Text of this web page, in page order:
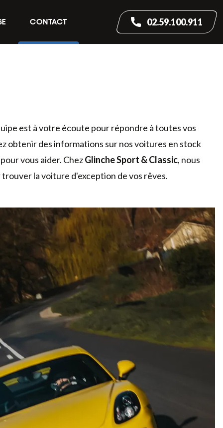
02.59.100.911
CONTACT
est à votre écoute pour répondre à toutes vos
obtenir des informations sur nos voitures en stock
vous aider. ChezGlinche Sport & Classic, nous
la voiture d'exception de vos rêves.